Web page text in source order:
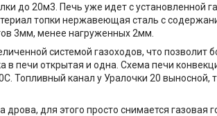
до 20м3. Печь уже идет с установленной
топки нержавеющая сталь с
3мм, менее нагруженных 2мм.
системой газоходов, что позволит
в печи открытая и одна. Схема печи
Топливный канал у Уралочки 20 выносной,
для этого просто снимается газовая